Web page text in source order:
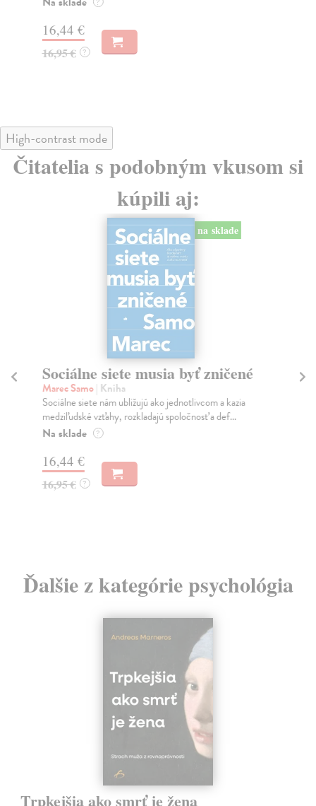
16,44 €
16,95 € ?
High-contrast mode
Čitatelia s podobným vkusom si
kúpili aj:
na sklade
Sociálne siete musia byť zničené
Marec Samo| Kniha
Sociálne siete nám ubližujú ako jednotlivcom a kazia
medziľudské vzťahy, rozkladajú spoločnosť a def...
Na sklade ?
16,44 €
16,95 € ?
Ďalšie z kategórie psychológia
Trpkejšia ako smrť je žena